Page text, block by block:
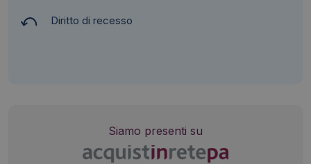
Diritto di recesso
Siamo presenti su